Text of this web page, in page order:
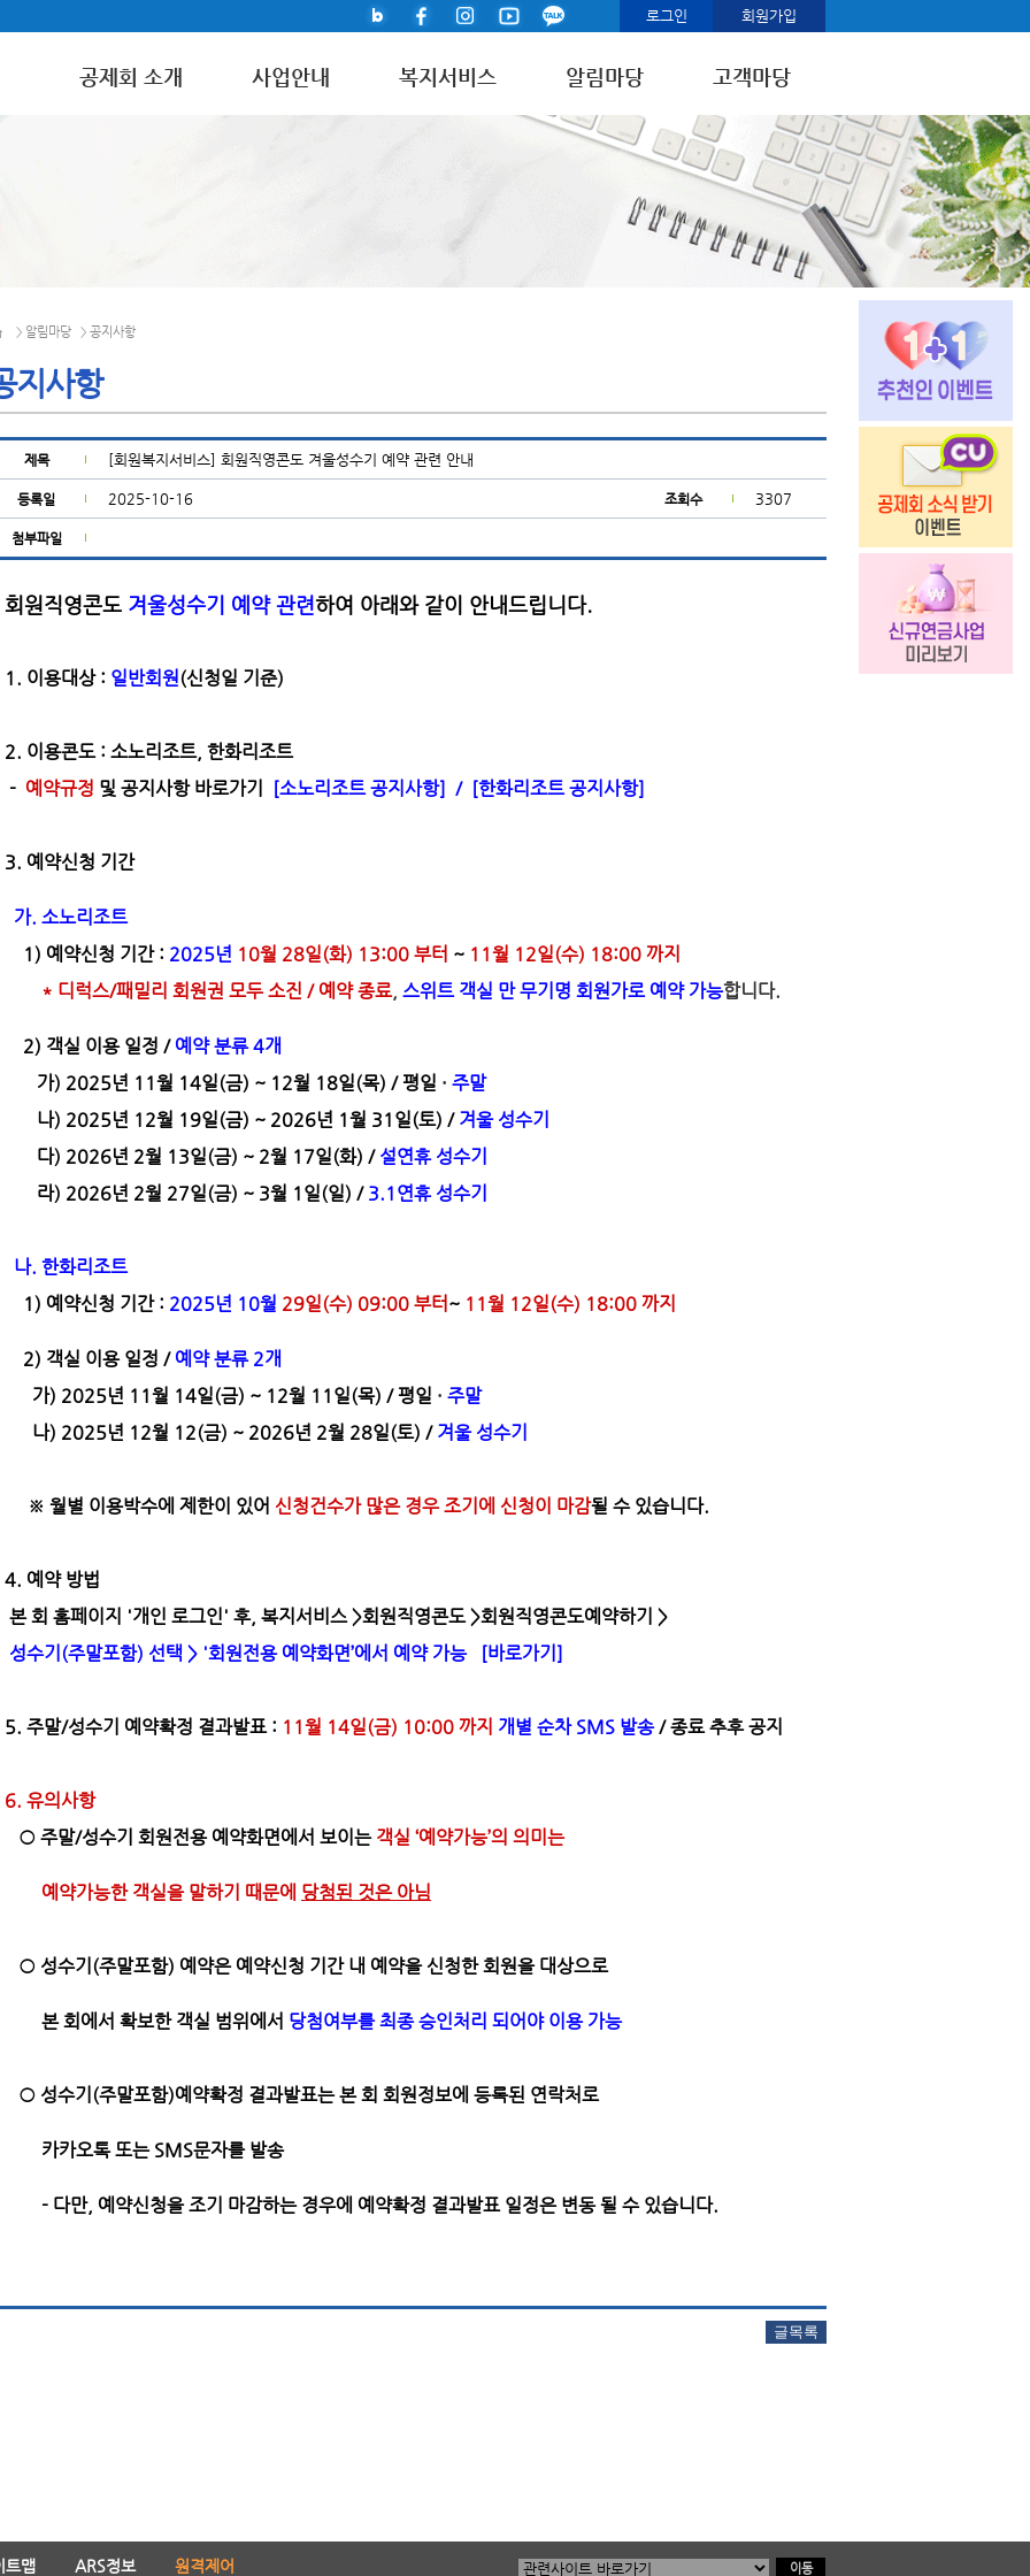
로그인 회원가입
공제회 소개 사업안내 복지서비스 알림마당 고객마당
> 알림마당 > 공지사항
지사항
제목 [회원복지서비스] 회원직영콘도 겨울성수기 예약 관련 안내
등록일 2025-10-16 조회수 3307
첨부파일
회원직영콘도 겨울성수기 예약 관련하여 아래와 같이 안내드립니다.
1. 이용대상 : 일반회원(신청일 기준)
2. 이용콘도 : 소노리조트, 한화리조트
- 예약규정 및 공지사항 바로가기 [소노리조트 공지사항] / [한화리조트 공지사항]
3. 예약신청 기간
가. 소노리조트
1) 예약신청 기간 : 2025년 10월 28일(화) 13:00 부터 ~ 11월 12일(수) 18:00 까지
* 디럭스/패밀리 회원권 모두 소진 / 예약 종료, 스위트 객실 만 무기명 회원가로 예약 가능합니다.
2) 객실 이용 일정 / 예약 분류 4개
가) 2025년 11월 14일(금) ~ 12월 18일(목) / 평일 · 주말
나) 2025년 12월 19일(금) ~ 2026년 1월 31일(토) / 겨울 성수기
다) 2026년 2월 13일(금) ~ 2월 17일(화) / 설연휴 성수기
라) 2026년 2월 27일(금) ~ 3월 1일(일) / 3.1연휴 성수기
나. 한화리조트
1) 예약신청 기간 : 2025년 10월 29일(수) 09:00 부터 ~ 11월 12일(수) 18:00 까지
2) 객실 이용 일정 / 예약 분류 2개
가) 2025년 11월 14일(금) ~ 12월 11일(목) / 평일 · 주말
나) 2025년 12월 12(금) ~ 2026년 2월 28일(토) / 겨울 성수기
※ 월별 이용박수에 제한이 있어 신청건수가 많은 경우 조기에 신청이 마감될 수 있습니다.
4. 예약 방법
본 회 홈페이지 '개인 로그인' 후, 복지서비스 >회원직영콘도 >회원직영콘도예약하기 >
성수기(주말포함) 선택 > '회원전용 예약화면’에서 예약 가능
[바로가기]
5. 주말/성수기 예약확정 결과발표 : 11월 14일(금) 10:00 까지 개별 순차 SMS 발송/ 종료 추후 공지
6. 유의사항
○ 주말/성수기 회원전용 예약화면에서 보이는객실 ‘예약가능’의 의미는
예약가능한 객실을 말하기 때문에 당첨된 것은 아님
○ 성수기(주말포함) 예약은 예약신청 기간 내 예약을 신청한 회원을 대상으로
본 회에서 확보한 객실 범위에서 당첨여부를 최종 승인처리 되어야 이용 가능
○ 성수기(주말포함)예약확정 결과발표는 본 회 회원정보에 등록된 연락처로
카카오톡 또는 SMS문자를 발송
- 다만, 예약신청을 조기 마감하는 경우에 예약확정 결과발표 일정은 변동 될 수 있습니다.
트맵 ARS정보 원격제어